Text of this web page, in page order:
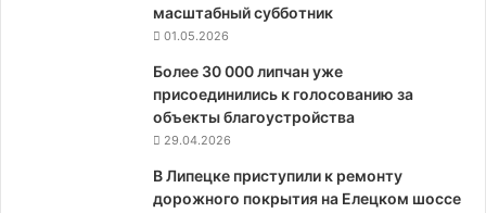
масштабный субботник
01.05.2026
Более 30 000 липчан уже
присоединились к голосованию за
объекты благоустройства
29.04.2026
В Липецке приступили к ремонту
дорожного покрытия на Елецком шоссе